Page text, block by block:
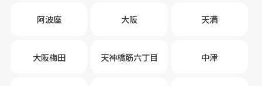
阿波座 大阪 天満
大阪梅田 天神橋筋六丁目 中津